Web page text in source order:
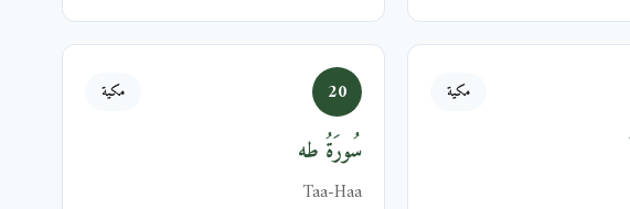
مكية 20 مكية
سُورَةُ طه
Taa-Haa